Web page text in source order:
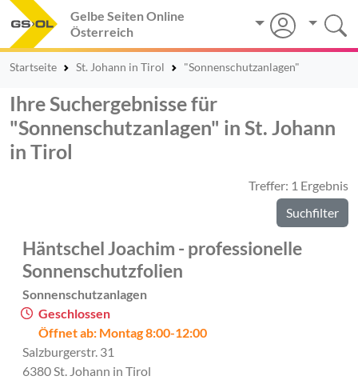
Gelbe Seiten Online
Österreich
Startseite St. Johann in Tirol "Sonnenschutzanlagen"
Ihre Suchergebnisse für
"Sonnenschutzanlagen" in St. Johann
in Tirol
Treffer: 1 Ergebnis
Suchfilter
Häntschel Joachim - professionelle
Sonnenschutzfolien
Sonnenschutzanlagen
Geschlossen
Öffnet ab: Montag 8:00-12:00
Salzburgerstr. 31
6380 St. Johann in Tirol